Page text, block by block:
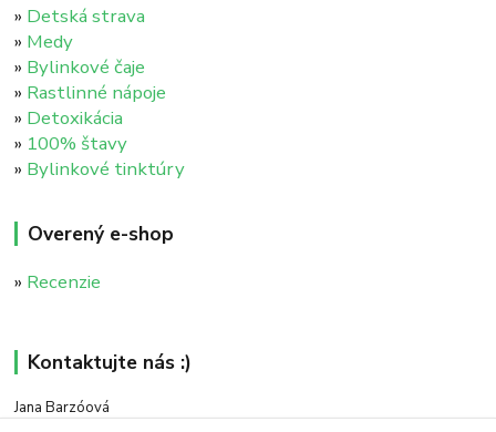
» Detská strava
» Medy
» Bylinkové čaje
» Rastlinné nápoje
» Detoxikácia
» 100% štavy
» Bylinkové tinktúry
Overený e-shop
» Recenzie
Kontaktujte nás :)
Jana Barzóová